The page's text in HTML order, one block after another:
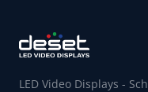
LED Video Displays -